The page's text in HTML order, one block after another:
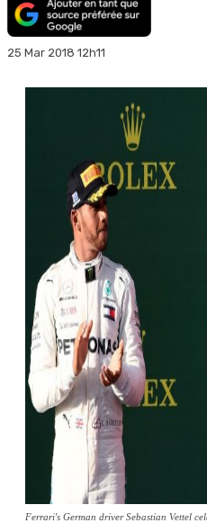
25 Mar 2018 12h11
Ferrari's German driver Sebastian Vettel